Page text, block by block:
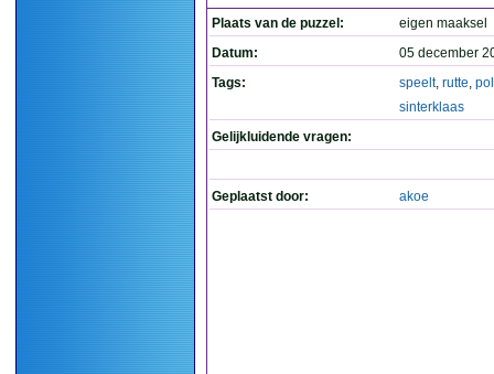
Plaats van de puzzel:
eigen maaksel
Datum:
05 december
Tags:
speelt, rutte,
sinterklaas
Gelijkluidende vragen:
Geplaatst door: akoe